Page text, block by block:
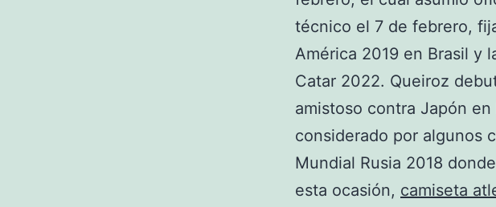
técnico el 7 de febrero,
América 2019 en Brasil y
Catar 2022. Queiroz
amistoso contra Japón
considerado por algunos
Mundial Rusia 2018
esta ocasión, camiseta